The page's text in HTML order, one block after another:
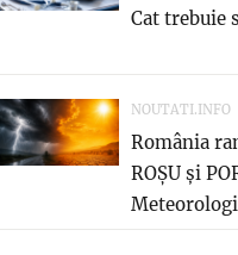
Cat trebuie
NOUTATI.INFO
România
ROȘU și